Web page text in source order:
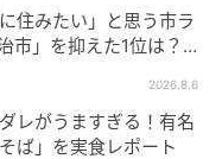
住みたい」と思う市ラ
市」を抑えた1位は？
2026.8.6
レがうますぎる！有名
ば」を実食レポート